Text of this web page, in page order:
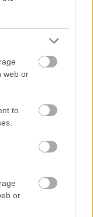
web or
to
or
a